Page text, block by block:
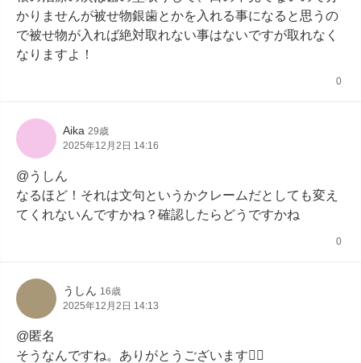
かりませんが被せ物銀歯とかを入れる事になると思うの
で被せ物が入れば絶対取れない事はないですが取れなく
なりますよ！
0
Aika 29歳
2025年12月2日 14:16
@うしん
なるほど！それは文句というかクレームだとしても変え
てくれないんですかね？確認したらどうですかね
0
うしん 16歳
2025年12月2日 14:13
@匿名
そうなんですね。ありがとうございます🙇‍♀️